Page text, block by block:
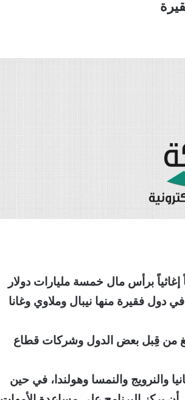
برأس مال خمسة مليارات دولار
دول فقيرة منها نيبال وملاوي وغانا
من قِبل بعض الدول وشركات قطاع
والنرويج والنمسا وهولندا، في حين